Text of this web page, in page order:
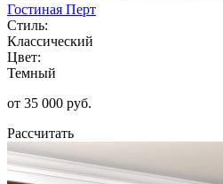
Гостиная Перт
Стиль:
Классический
Цвет:
Темный
от 35 000 руб.
Рассчитать